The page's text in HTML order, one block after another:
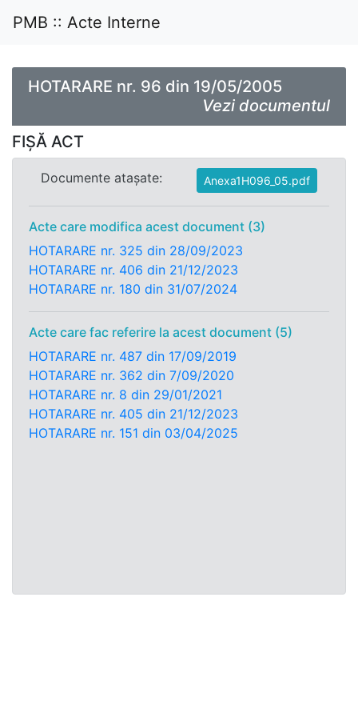
PMB :: Acte Interne
HOTARARE nr. 96 din 19/05/2005
Vezi documentul
FIȘĂ ACT
Documente atașate: Anexa1H096_05.pdf
Acte care modifica acest document (3)
HOTARARE nr. 325 din 28/09/2023
HOTARARE nr. 406 din 21/12/2023
HOTARARE nr. 180 din 31/07/2024
Acte care fac referire la acest document (5)
HOTARARE nr. 487 din 17/09/2019
HOTARARE nr. 362 din 7/09/2020
HOTARARE nr. 8 din 29/01/2021
HOTARARE nr. 405 din 21/12/2023
HOTARARE nr. 151 din 03/04/2025